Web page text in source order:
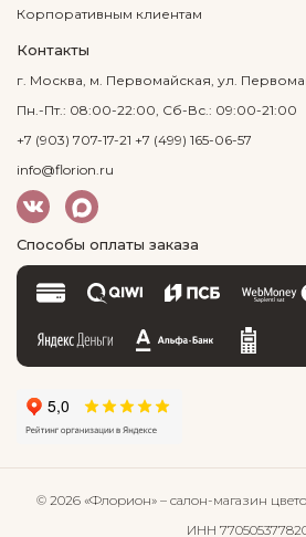
Корпоративным клиентам
Контакты
г. Москва, м. Первомайская, ул.
Пн.-Пт.: 08:00-22:00, Сб-Вс.: 09:00-21:00
+7 (903) 707-17-21 +7 (499) 165-06-57
info@florion.ru
Способы оплаты заказа
© 2026 «Флорион» – салон-магазин
ИНН